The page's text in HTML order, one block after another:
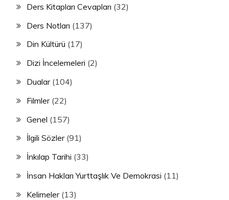
Ders Kitapları Cevapları (32)
Ders Notları (137)
Din Kültürü (17)
Dizi İncelemeleri (2)
Dualar(104)
Filmler(22)
Genel (157)
İlgili Sözler(91)
İnkılap Tarihi (33)
İnsan Hakları Yurttaşlık Ve Demokrasi (11)
Kelimeler(13)